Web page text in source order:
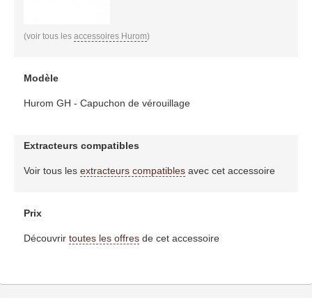
(voir tous les accessoires Hurom)
Modèle
Hurom GH - Capuchon de vérouillage
Extracteurs compatibles
Voir tous les extracteurs compatiblesavec cet accessoire
Prix
Découvrir toutes les offresde cet accessoire